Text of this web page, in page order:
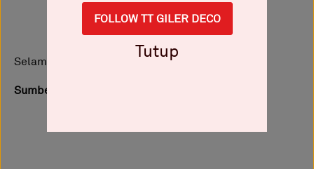
Selamat mencuba semua!
Sumber :
FOLLOW TT GILER DECO
Tutup